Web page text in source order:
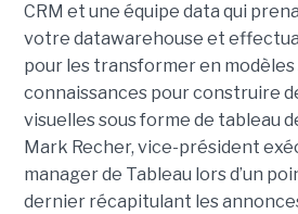
CRM et une équipe data qui
votre datawarehouse et
pour les transformer en
connaissances pour construire
visuelles sous forme de tableau
Mark Recher, vice-président
manager de Tableau lors d’un
dernier récapitulant les